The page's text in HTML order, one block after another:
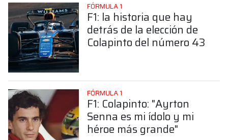
FÓRMULA 1
F1: la historia que hay
detrás de la elección de
Colapinto del número 43
FÓRMULA 1
F1: Colapinto: "Ayrton
Senna es mi ídolo y mi
héroe más grande"